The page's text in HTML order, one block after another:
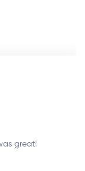
great!